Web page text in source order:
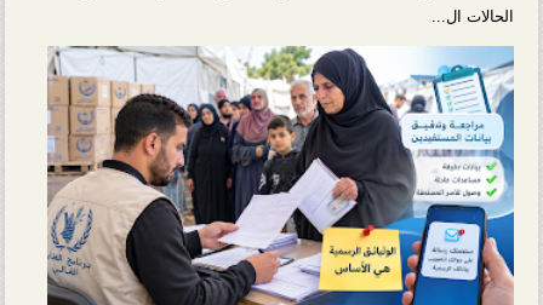
الحالات ال...